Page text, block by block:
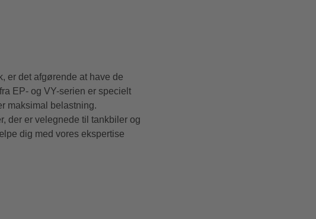
er det afgørende at have de
EP- og VY-serien er specielt
maksimal belastning.
der er velegnede til tankbiler og
dig med vores ekspertise